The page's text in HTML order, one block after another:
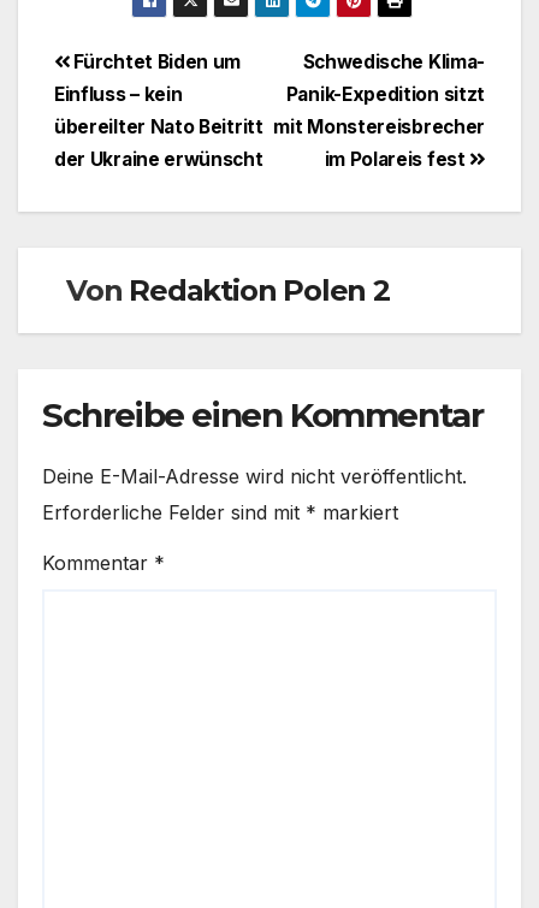
Beitragsnavigation
Schwedische Klima-
Panik-Expedition sitzt
mit Monstereisbrecher
im Polareis fest
Fürchtet Biden um
Einfluss – kein
übereilter Nato Beitritt
der Ukraine erwünscht
Von Redaktion Polen 2
Schreibe einen Kommentar
Deine E-Mail-Adresse wird nicht veröffentlicht.
Erforderliche Felder sind mit * markiert
Kommentar *